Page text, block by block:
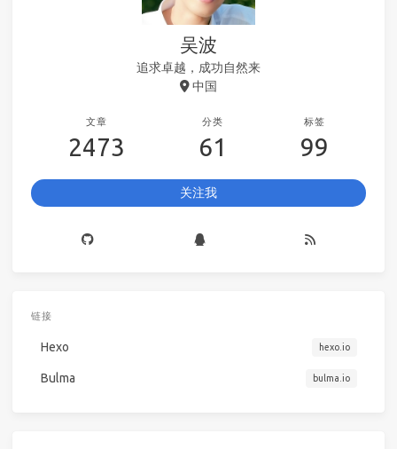
吴波
追求卓越，成功自然来
中国
文章
2473
分类
61
标签
99
关注我
链接
Hexo hexo.io
Bulma bulma.io